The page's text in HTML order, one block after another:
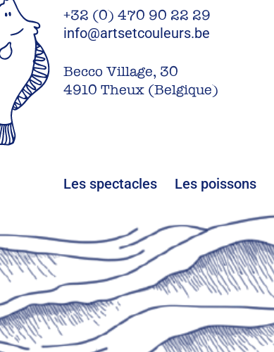
+32 (0) 470 90 22 29
info@artsetcouleurs.be
Becco Village, 30
4910 Theux (Belgique)
Les spectacles Les poissons